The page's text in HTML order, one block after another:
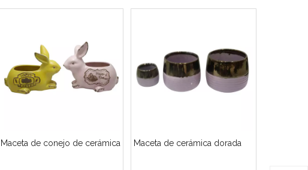
Maceta de conejo de cerámica Maceta de cerámica dorada